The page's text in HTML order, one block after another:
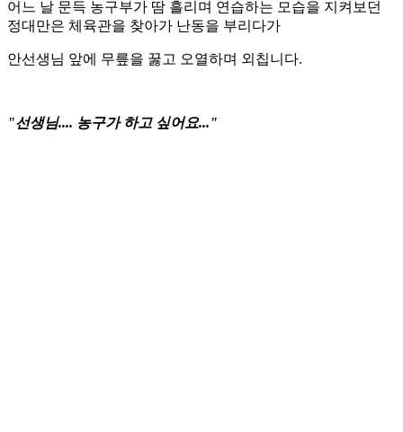
어느 날 문득 농구부가 땀 흘리며 연습하는 모습을 지켜보던
정대만은 체육관을 찾아가 난동을 부리다가
안선생님 앞에 무릎을 꿇고 오열하며 외칩니다.
"선생님.... 농구가 하고 싶어요..."